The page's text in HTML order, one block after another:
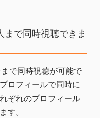
で同時視聴できま
で同時視聴が可能で
ロフィールで同時に
ぞれのプロフィール
す。